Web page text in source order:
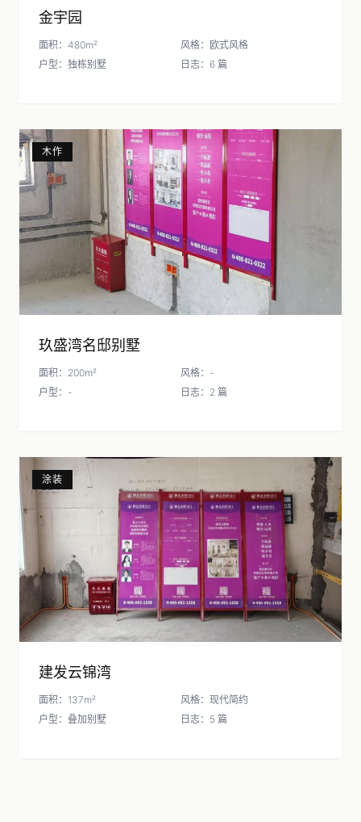
金宇园
面积：480m²
风格：欧式风格
户型：独栋别墅
日志：6 篇
木作
玖盛湾名邸别墅
面积：200m²
风格：-
户型：-
日志：2 篇
涂装
建发云锦湾
面积：137m²
风格：现代简约
户型：叠加别墅
日志：5 篇